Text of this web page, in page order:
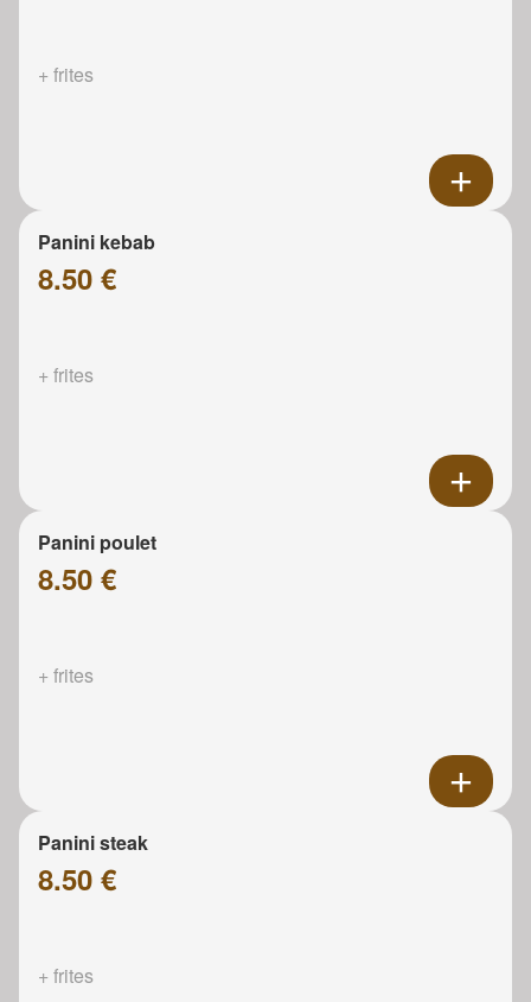
+ frites
Panini kebab
8.50 €
+ frites
Panini poulet
8.50 €
+ frites
Panini steak
8.50 €
+ frites